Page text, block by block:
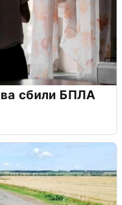
сбили БПЛА